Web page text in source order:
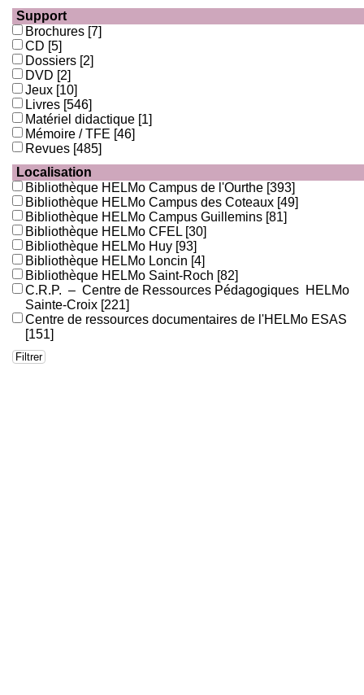
Support
Brochures [7]
CD [5]
Dossiers [2]
DVD [2]
Jeux [10]
Livres [546]
Matériel didactique [1]
Mémoire / TFE [46]
Revues [485]
Localisation
Bibliothèque HELMo Campus de l'Ourthe [393]
Bibliothèque HELMo Campus des Coteaux [49]
Bibliothèque HELMo Campus Guillemins [81]
Bibliothèque HELMo CFEL [30]
Bibliothèque HELMo Huy [93]
Bibliothèque HELMo Loncin [4]
Bibliothèque HELMo Saint-Roch [82]
C.R.P. – Centre de Ressources Pédagogiques HELMo
Sainte-Croix [221]
Centre de ressources documentaires de l'HELMo ESAS
[151]